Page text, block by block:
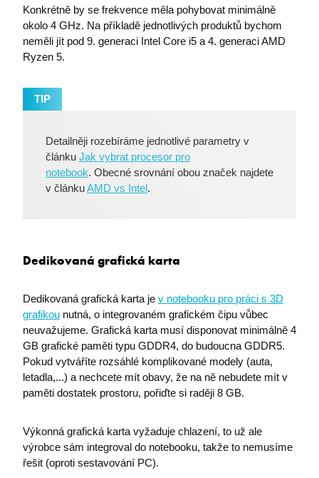
Konkrétně by se frekvence měla pohybovat minimálně
okolo 4 GHz. Na příkladě jednotlivých produktů bychom
neměli jít pod 9. generaci Intel Core i5 a 4. generaci AMD
Ryzen 5.
TIP
Detailněji rozebíráme jednotlivé parametry v
článku Jak vybrat procesor pro
notebook. Obecné srovnání obou značek najdete
v článkuAMD vs Intel .
Dedikovaná grafická karta
Dedikovaná grafická karta je v notebooku pro práci s 3D
grafikou nutná, o integrovaném grafickém čipu vůbec
neuvažujeme. Grafická karta musí disponovat minimálně 4
GB grafické paměti typu GDDR4, do budoucna GDDR5.
Pokud vytváříte rozsáhlé komplikované modely (auta,
letadla,...) a nechcete mít obavy, že na ně nebudete mít v
paměti dostatek prostoru, pořiďte si raději 8 GB.
Výkonná grafická karta vyžaduje chlazení, to už ale
výrobce sám integroval do notebooku, takže to nemusíme
řešit (oproti sestavování PC).